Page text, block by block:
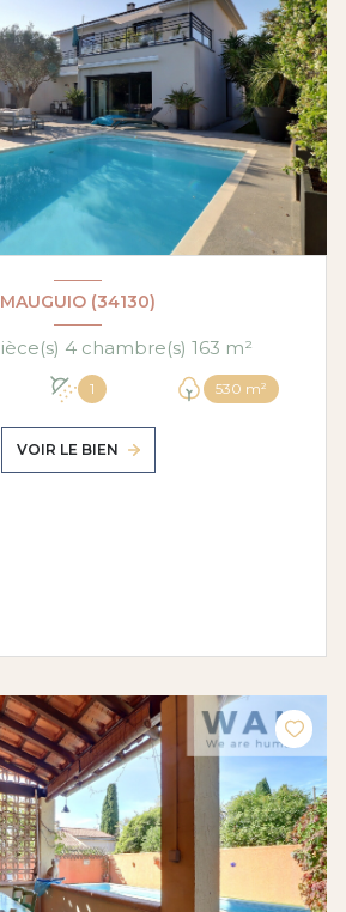
MAUGUIO (34130)
Maison 6 pièce(s) 4 chambre(s) 163 m²
1 530 m²
VOIR LE BIEN